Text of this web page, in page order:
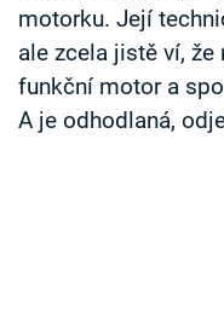
TV Program
Časopis
motorku. Její
ale zcela jistě ví,
funkční motor a
A je odhodlaná,